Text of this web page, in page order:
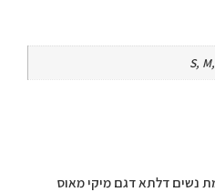
S,
נשים דלתא דגם מיקי מאוס